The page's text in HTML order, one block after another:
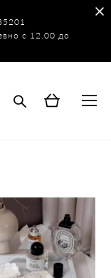
с 12.00 до